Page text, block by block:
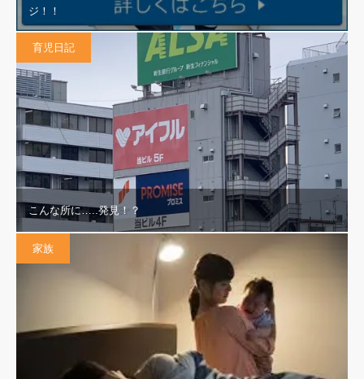
ジ！！
育児日記
こんな所に…..発見！？
家族